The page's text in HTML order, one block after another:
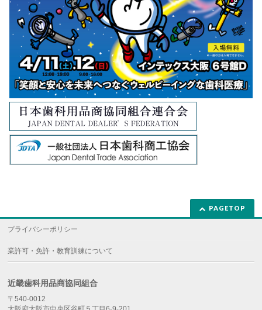
PAGETOP
プライバシーポリシー
業許可・免許・教育訓練について
近畿歯科用品商協同組合
〒540-0012